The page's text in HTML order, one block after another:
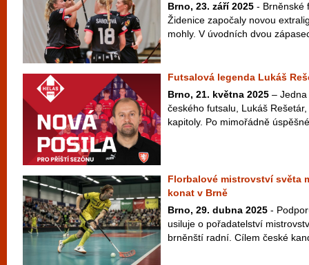
Brno, 23. září 2025 - Brněnské
Židenice započaly novou
mohly. V úvodních dvou
Futsalová legenda Lukáš
Brno, 21. května 2025 –
českého futsalu, Lukáš
kapitoly. Po mimořádně
Florbalové mistrovství světa
konat v Brně
Brno, 29. dubna 2025 -
usiluje o pořadatelství
brněnští radní. Cílem české